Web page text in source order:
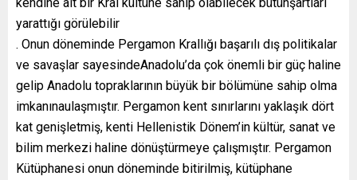
yarattığı görülebilir
. Onun döneminde Pergamon Krallığı başarılı dış politikalar
ve savaşlar sayesindeAnadolu’da çok önemli bir güç haline
gelip Anadolu topraklarının büyük bir bölümüne sahip olma
imkanınaulaşmıştır. Pergamon kent sınırlarını yaklaşık dört
kat genişletmiş, kenti Hellenistik Dönem’in kültür, sanat ve
bilim merkezi haline dönüştürmeye çalışmıştır. Pergamon
Kütüphanesi onun döneminde bitirilmiş, kütüphane